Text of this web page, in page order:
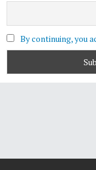
By continuing, you